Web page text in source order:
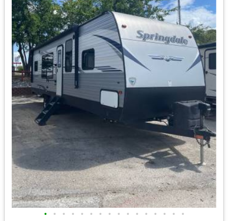
• • • • • • • • • • • • • • • •